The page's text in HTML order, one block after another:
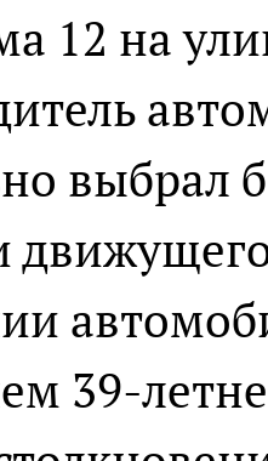
12 на
выбрал
39-